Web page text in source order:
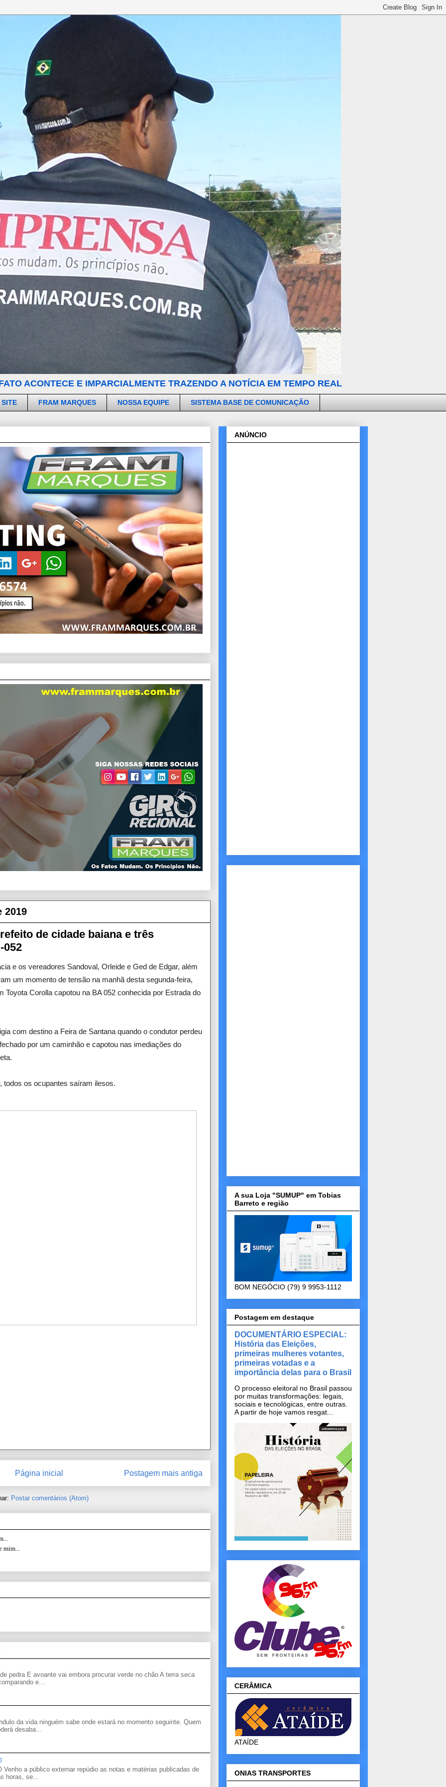
ACONTECE E IMPARCIALMENTE TRAZENDO A NOTÍCIA EM TEMPO REAL
SITE FRAM MARQUES NOSSA EQUIPE SISTEMA BASE DE COMUNICAÇÃO
2019
de cidade baiana e três
052
e os vereadores Sandoval, Orleide e Ged de Edgar, além
um momento de tensão na manhã desta segunda-feira,
Toyota Corolla capotou na BA 052 conhecida por Estrada do
com destino a Feira de Santana quando o condutor perdeu
por um caminhão e capotou nas imediações do
todos os ocupantes saíram ilesos.
Postagem mais antiga
Página inicial
Postar comentários (Atom)
pedra E avoante vai embora procurar verde no chão A terra seca
e...
da vida ninguém sabe onde estará no momento seguinte. Quem
desaba...
Venho a público externar repúdio as notas e matérias publicadas de
horas, se...
ANÚNCIO
A sua Loja "SUMUP" em Tobias
Barreto e região
BOM NEGÓCIO (79) 9 9953-1112
Postagem em destaque
DOCUMENTÁRIO ESPECIAL:
História das Eleições,
primeiras mulheres votantes,
primeiras votadas e a
importância delas para o Brasil
O processo eleitoral no Brasil passou
por muitas transformações: legais,
sociais e tecnológicas, entre outras.
A partir de hoje vamos resgat...
CERÂMICA
ATAÍDE
ONIAS TRANSPORTES